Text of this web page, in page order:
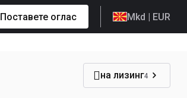
Поставете оглас Mkd | EUR
на лизинг4